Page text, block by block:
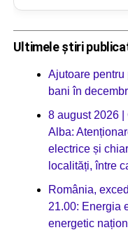
Ultimele știri
Ajutoare
bani în
8 august 2026
Alba:
electrice și
localități, între
România,
21.00: Energia
energetic